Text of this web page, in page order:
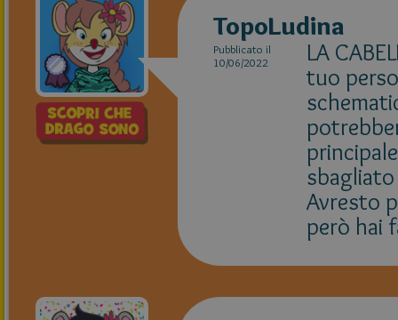
TopoLudina
Pubblicato il
10/06/2022
LA
tuo
Avresto
però hai